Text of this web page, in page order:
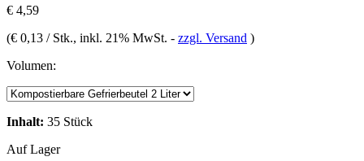
€ 4,59
(€ 0,13 / Stk., inkl. 21% MwSt. - zzgl. Versand )
Volumen:
Inhalt: 35 Stück
Auf Lager